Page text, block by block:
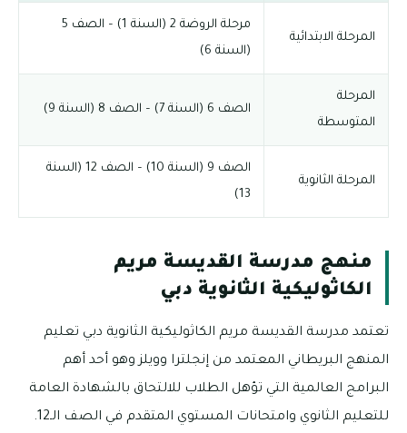
المرحلة الابتدائية
مرحلة الروضة 2 (السنة 1) – الصف 5
(السنة 6)
المرحلة
المتوسطة
الصف 6 (السنة 7) – الصف 8 (السنة 9)
المرحلة الثانوية
الصف 9 (السنة 10) – الصف 12 (السنة
13)
منهج مدرسة القديسة مريم
الكاثوليكية الثانوية دبي
تعتمد مدرسة القديسة مريم الكاثوليكية الثانوية دبي تعليم
المنهج البريطاني المعتمد من إنجلترا وويلز وهو أحد أهم
البرامج العالمية التي تؤهل الطلاب للالتحاق بالشهادة العامة
للتعليم الثانوي وامتحانات المستوي المتقدم في الصف الـ12.